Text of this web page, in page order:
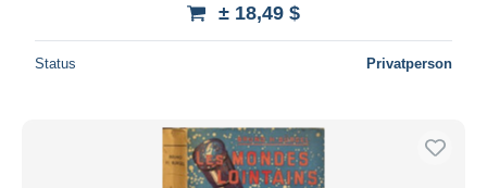
± 18,49 $
Status Privatperson